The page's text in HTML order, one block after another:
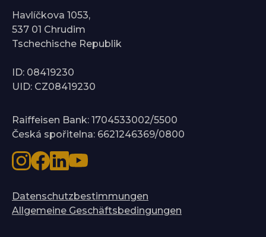
Havlíčkova 1053,
537 01 Chrudim
Tschechische Republik
ID: 08419230
UID: CZ08419230
Raiffeisen Bank: 1704533002/5500
Česká spořitelna: 6621246369/0800
Datenschutzbestimmungen
Allgemeine Geschäftsbedingungen